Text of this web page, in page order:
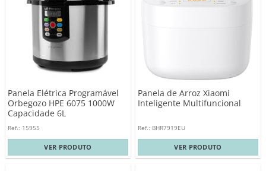
Panela Elétrica Programável
Orbegozo HPE 6075 1000W
Capacidade 6L
Ref.: 15955
VER PRODUTO
Panela de Arroz Xiaomi
Inteligente Multifuncional
Ref.: BHR7919EU
VER PRODUTO